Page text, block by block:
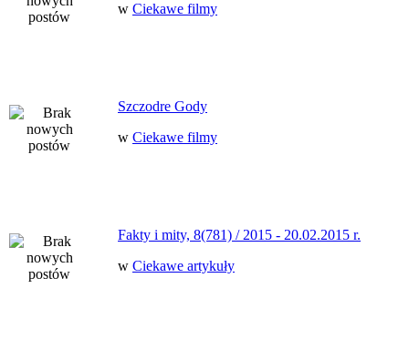
w Ciekawe filmy
Szczodre Gody
w Ciekawe filmy
Fakty i mity, 8(781) / 2015 - 20.02.2015 r.
w Ciekawe artykuły